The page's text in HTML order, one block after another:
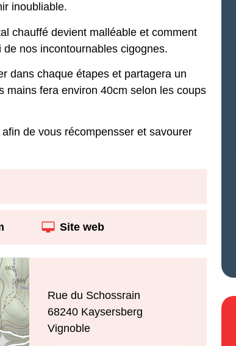
inoubliable.
chauffé devient malléable et comment
nos incontournables cigognes.
dans chaque étapes et partagera un
mains fera environ 40cm selon les coups
de vous récompensser et savourer
Site web
Rue du Schossrain
68240 Kaysersberg
Vignoble